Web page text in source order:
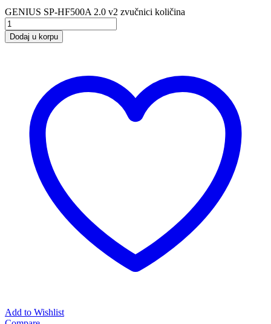
GENIUS SP-HF500A 2.0 v2 zvučnici količina
Dodaj u korpu
Add to Wishlist